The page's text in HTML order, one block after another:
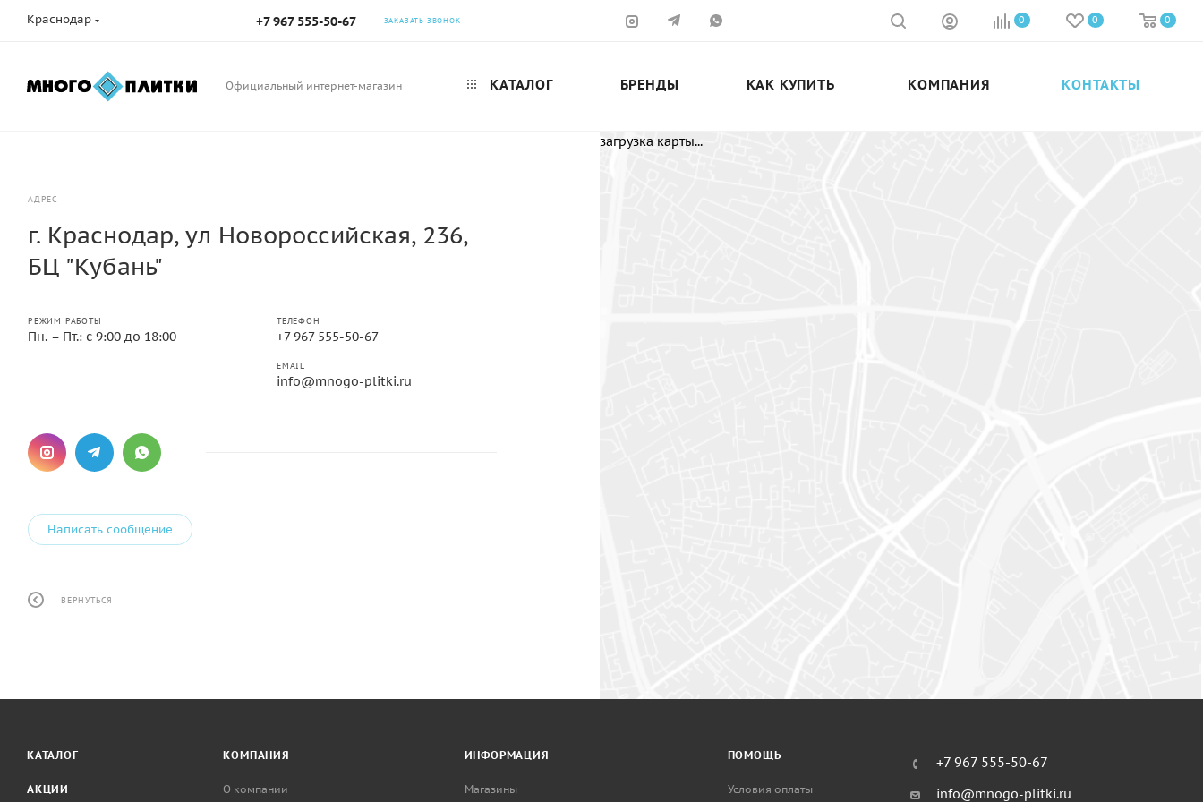
Краснодар +7 967 555-50-67 ЗАКАЗАТЬ ЗВОНОК 0 0 0
Официальный интернет-магазин КАТАЛОГ БРЕНДЫ КАК КУПИТЬ КОМПАНИЯ КОНТАКТЫ
АДРЕС
г. Краснодар, ул Новороссийская, 236,
БЦ "Кубань"
РЕЖИМ РАБОТЫ
Пн. – Пт.: с 9:00 до 18:00
ТЕЛЕФОН
+7 967 555-50-67
EMAIL
info@mnogo-plitki.ru
Написать сообщение
ВЕРНУТЬСЯ
загрузка карты...
КАТАЛОГ
АКЦИИ
КОМПАНИЯ
О компании
ИНФОРМАЦИЯ
Магазины
ПОМОЩЬ
Условия оплаты
+7 967 555-50-67
info@mnogo-plitki.ru